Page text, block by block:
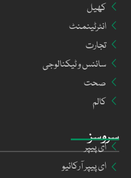
سروسز
ای پیپر
ای پیپر آرکائیو
کھیل
انٹرٹینمنٹ
تجارت
سائنس و ٹیکنالوجی
صحت
کالم